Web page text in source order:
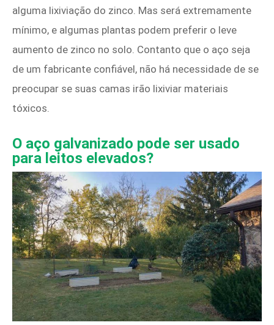
alguma lixiviação do zinco. Mas será extremamente
mínimo, e algumas plantas podem preferir o leve
aumento de zinco no solo. Contanto que o aço seja
de um fabricante confiável, não há necessidade de se
preocupar se suas camas irão lixiviar materiais
tóxicos.
O aço galvanizado pode ser usado
para leitos elevados?